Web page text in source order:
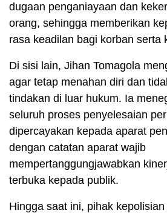
dugaan penganiayaan dan
orang, sehingga memberikan
rasa keadilan bagi korban serta
Di sisi lain, Jihan Tomagola
agar tetap menahan diri dan
tindakan di luar hukum. Ia
seluruh proses penyelesaian
dipercayakan kepada aparat
dengan catatan aparat wajib
mempertanggungjawabkan
terbuka kepada publik.
Hingga saat ini, pihak